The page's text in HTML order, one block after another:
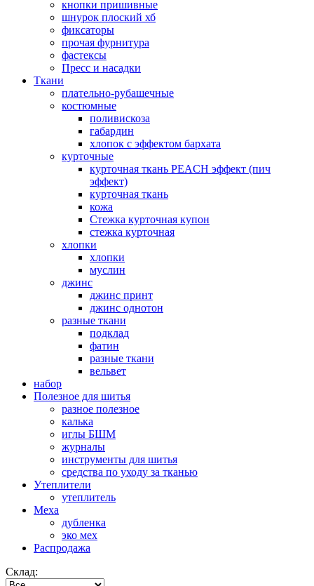
кнопки пришивные
шнурок плоский хб
фиксаторы
прочая фурнитура
фастексы
Пресс и насадки
Ткани
плательно-рубашечные
костюмные
поливискоза
габардин
хлопок с эффектом бархата
курточные
курточная ткань PEACH эффект (пич
эффект)
курточная ткань
кожа
Стежка курточная купон
стежка курточная
хлопки
хлопки
муслин
джинс
джинс принт
джинс однотон
разные ткани
подклад
фатин
разные ткани
вельвет
набор
Полезное для шитья
разное полезное
калька
иглы БШМ
журналы
инструменты для шитья
средства по уходу за тканью
Утеплители
утеплитель
Меха
дубленка
эко мех
Распродажа
Склад: